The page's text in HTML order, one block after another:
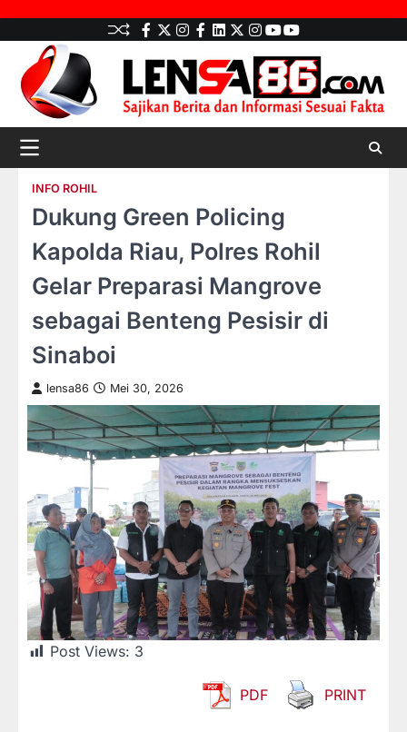
content
facebook
Twitter
instagram
Facebook
LinkedIn
twitter
Instagram
youtube
youtube
INFO ROHIL
Dukung Green Policing
Kapolda Riau, Polres Rohil
Gelar Preparasi Mangrove
sebagai Benteng Pesisir di
Sinaboi
lensa86 Mei 30, 2026
Post Views: 3
PDF PRINT